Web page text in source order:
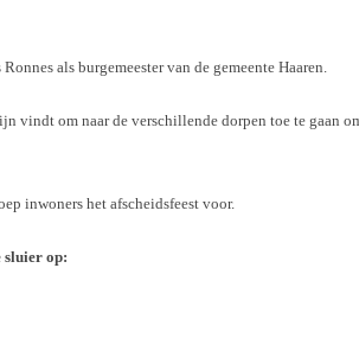
als burgemeester van de gemeente Haaren.
vindt om naar de verschillende dorpen toe te gaan
inwoners het afscheidsfeest voor.
sluier op: